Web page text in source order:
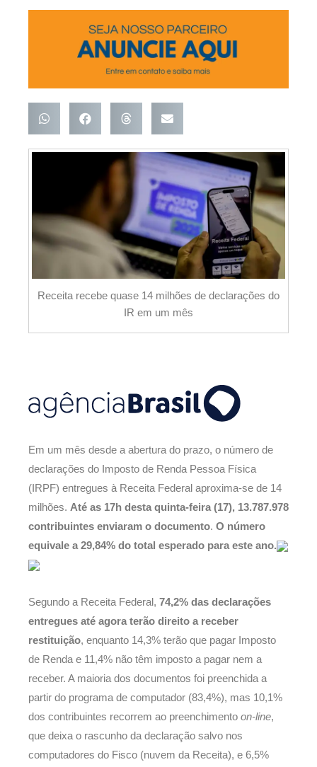
Receita recebe quase 14 milhões de declarações do
IR em um mês
Em um mês desde a abertura do prazo, o número de
declarações do Imposto de Renda Pessoa Física
(IRPF) entregues à Receita Federal aproxima-se de 14
milhões. Até as 17h desta quinta-feira (17), 13.787.978
contribuintes enviaram o documento. O número
equivale a 29,84% do total esperado para este ano.
Segundo a Receita Federal, 74,2% das declarações
entregues até agora terão direito a receber
restituição, enquanto 14,3% terão que pagar Imposto
de Renda e 11,4% não têm imposto a pagar nem a
receber. A maioria dos documentos foi preenchida a
partir do programa de computador (83,4%), mas 10,1%
dos contribuintes recorrem ao preenchimento on-line,
que deixa o rascunho da declaração salvo nos
computadores do Fisco (nuvem da Receita), e 6,5%